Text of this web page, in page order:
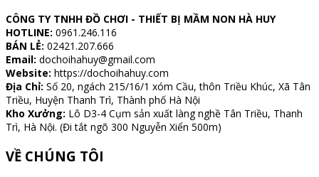
CÔNG TY TNHH ĐỒ CHƠI - THIẾT BỊ MẦM NON HÀ HUY
HOTLINE: 0961.246.116
BÁN LẺ: 02421.207.666
Email: dochoihahuy@gmail.com
Website: https://dochoihahuy.com
Địa Chỉ: Số 20, ngách 215/16/1 xóm Cầu, thôn Triều Khúc, Xã Tân
Triều, Huyện Thanh Trì, Thành phố Hà Nội
Kho Xưởng: Lô D3-4 Cụm sản xuất làng nghề Tân Triều, Thanh
Trì, Hà Nội. (Đi tắt ngõ 300 Nguyễn Xiển 500m)
VỀ CHÚNG TÔI